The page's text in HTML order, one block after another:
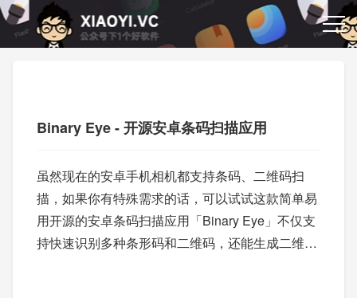
Binary Eye - 开源安卓条码扫描应用
虽然现在的安卓手机相机都支持条码、二维码扫
描，如果你有特殊需求的话，可以试试这款简单易
用开源的安卓条码扫描应用「Binary Eye」不仅支
持快速识别多种条形码和二维码，还能生成二维码/